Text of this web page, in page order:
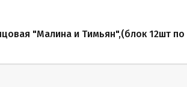
"Малина и Тимьян",(блок 12шт по